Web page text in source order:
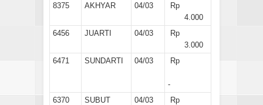
8375
AKHYAR 04/03
Rp
4.000
6456
JUARTI 04/03
Rp
3.000
6471
SUNDARTI 04/03 Rp
-
6370
SUBUT 04/03 Rp